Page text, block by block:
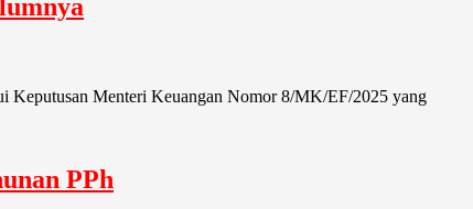
Keputusan Menteri Keuangan Nomor 8/MK/EF/2025 yang
PPh